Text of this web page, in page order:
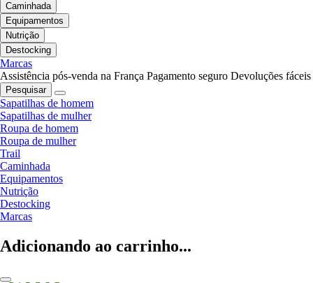
Caminhada
Equipamentos
Nutrição
Destocking
Marcas
Assistência pós-venda na França Pagamento seguro Devoluções fáceis
Pesquisar
Sapatilhas de homem
Sapatilhas de mulher
Roupa de homem
Roupa de mulher
Trail
Caminhada
Equipamentos
Nutrição
Destocking
Marcas
Adicionando ao carrinho...